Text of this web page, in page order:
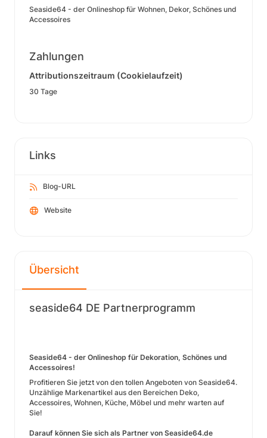
Seaside64 - der Onlineshop für Wohnen, Dekor, Schönes und
Accessoires
Zahlungen
Attributionszeitraum (Cookielaufzeit)
30 Tage
Links
Blog-URL
Website
Übersicht
seaside64 DE Partnerprogramm
Seaside64 - der Onlineshop für Dekoration, Schönes und
Accessoires!
Profitieren Sie jetzt von den tollen Angeboten von Seaside64.
Unzählige Markenartikel aus den Bereichen Deko,
Accessoires, Wohnen, Küche, Möbel und mehr warten auf
Sie!
Darauf können Sie sich als Partner von Seaside64.de